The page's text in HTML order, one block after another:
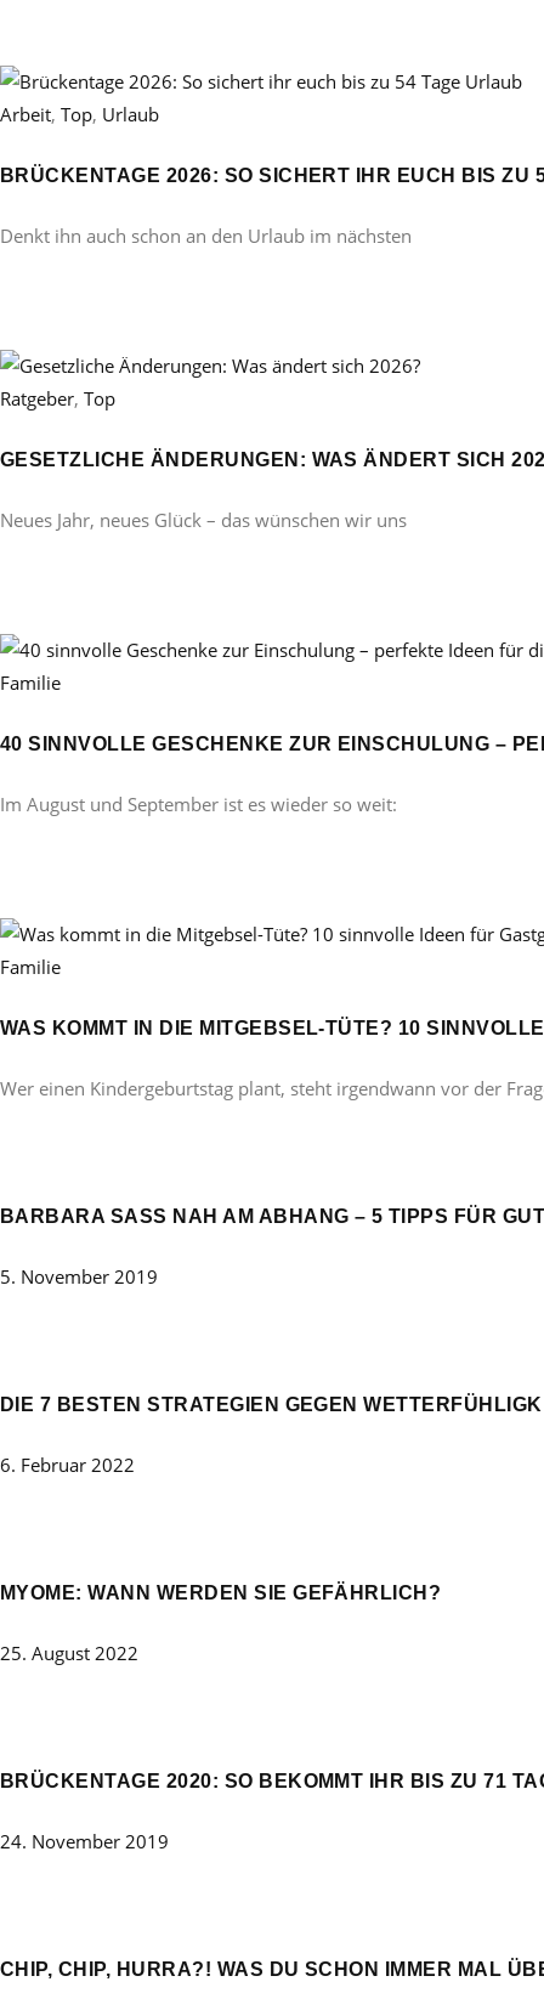
Arbeit, Top, Urlaub
BRÜCKENTAGE 2026: SO SICHERT IHR EUCH BIS ZU
Denkt ihn auch schon an den Urlaub im nächsten
Ratgeber, Top
GESETZLICHE ÄNDERUNGEN: WAS ÄNDERT SICH
Neues Jahr, neues Glück – das wünschen wir uns
Familie
40 SINNVOLLE GESCHENKE ZUR EINSCHULUNG –
Im August und September ist es wieder so weit:
Familie
WAS KOMMT IN DIE MITGEBSEL-TÜTE? 10
Wer einen Kindergeburtstag plant, steht irgendwann vor der
BARBARA SASS NAH AM ABHANG – 5 TIPPS FÜR
5. November 2019
DIE 7 BESTEN STRATEGIEN GEGEN
6. Februar 2022
MYOME: WANN WERDEN SIE GEFÄHRLICH?
25. August 2022
BRÜCKENTAGE 2020: SO BEKOMMT IHR BIS ZU 71
24. November 2019
CHIP, CHIP, HURRA?! WAS DU SCHON IMMER MAL